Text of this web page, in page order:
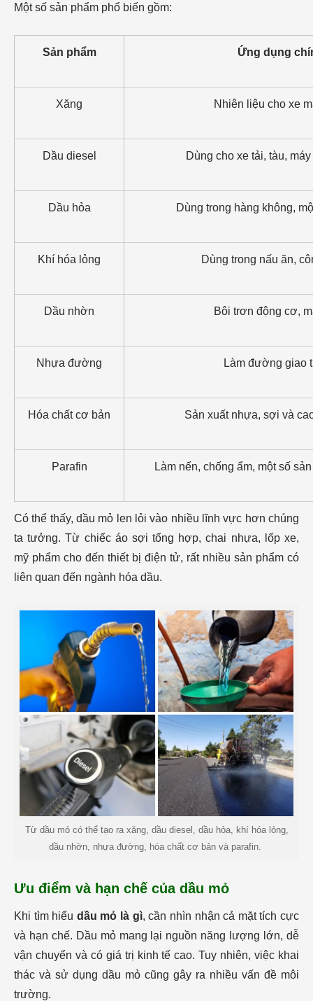
Một số sản phẩm phổ biến gồm:
Sản phẩm Ứng dụng
Xăng Nhiên liệu cho xe
Dầu diesel Dùng cho xe tải, tàu,
Dầu hỏa Dùng trong hàng không,
Khí hóa lỏng Dùng trong nấu ăn,
Dầu nhờn Bôi trơn động cơ,
Nhựa đường Làm đường giao
Hóa chất cơ bản Sản xuất nhựa, sợi và
Parafin Làm nến, chống ẩm, một số
Có thể thấy, dầu mỏ len lỏi vào nhiều lĩnh vực hơn chúng
ta tưởng. Từ chiếc áo sợi tổng hợp, chai nhựa, lốp xe,
mỹ phẩm cho đến thiết bị điện tử, rất nhiều sản phẩm có
liên quan đến ngành hóa dầu.
Từ dầu mỏ có thể tạo ra xăng, dầu diesel, dầu hỏa, khí hóa lỏng,
dầu nhờn, nhựa đường, hóa chất cơ bản và parafin.
Ưu điểm và hạn chế của dầu mỏ
Khi tìm hiểu dầu mỏ là gì, cần nhìn nhận cả mặt tích cực
và hạn chế. Dầu mỏ mang lại nguồn năng lượng lớn, dễ
vận chuyển và có giá trị kinh tế cao. Tuy nhiên, việc khai
thác và sử dụng dầu mỏ cũng gây ra nhiều vấn đề môi
trường.